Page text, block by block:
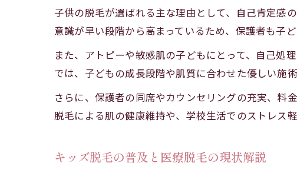
子供の脱毛が選ばれる主な理由として、自己肯定感
意識が早い段階から高まっているため、保護者も子
また、アトピーや敏感肌の子どもにとって、自己処
では、子どもの成長段階や肌質に合わせた優しい施
さらに、保護者の同席やカウンセリングの充実、料
脱毛による肌の健康維持や、学校生活でのストレス
キッズ脱毛の普及と医療脱毛の現状解説